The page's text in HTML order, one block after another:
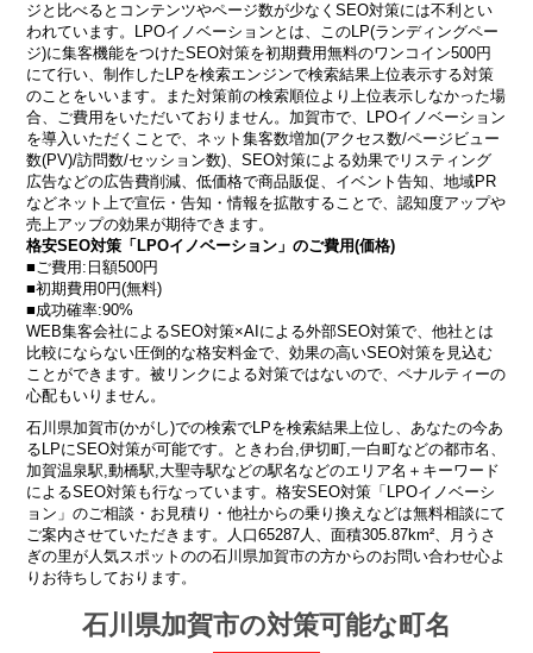
ジと比べるとコンテンツやページ数が少なくSEO対策には不利とい
われています。LPOイノベーションとは、このLP(ランディングペー
ジ)に集客機能をつけたSEO対策を初期費用無料のワンコイン500円
にて行い、制作したLPを検索エンジンで検索結果上位表示する対策
のことをいいます。また対策前の検索順位より上位表示しなかった場
合、ご費用をいただいておりません。加賀市で、LPOイノベーション
を導入いただくことで、ネット集客数増加(アクセス数/ページビュー
数(PV)/訪問数/セッション数)、SEO対策による効果でリスティング
広告などの広告費削減、低価格で商品販促、イベント告知、地域PR
などネット上で宣伝・告知・情報を拡散することで、認知度アップや
売上アップの効果が期待できます。
格安SEO対策「LPOイノベーション」のご費用(価格)
■ご費用:日額500円
■初期費用0円(無料)
■成功確率:90%
WEB集客会社によるSEO対策×AIによる外部SEO対策で、他社とは
比較にならない圧倒的な格安料金で、効果の高いSEO対策を見込む
ことができます。被リンクによる対策ではないので、ペナルティーの
心配もいりません。
石川県加賀市(かがし)での検索でLPを検索結果上位し、あなたの今あ
るLPにSEO対策が可能です。ときわ台,伊切町,一白町などの都市名、
加賀温泉駅,動橋駅,大聖寺駅などの駅名などのエリア名＋キーワード
によるSEO対策も行なっています。格安SEO対策「LPOイノベーシ
ョン」のご相談・お見積り・他社からの乗り換えなどは無料相談にて
ご案内させていただきます。人口65287人、面積305.87km²、月うさ
ぎの里が人気スポットのの石川県加賀市の方からのお問い合わせ心よ
りお待ちしております。
石川県加賀市の対策可能な町名